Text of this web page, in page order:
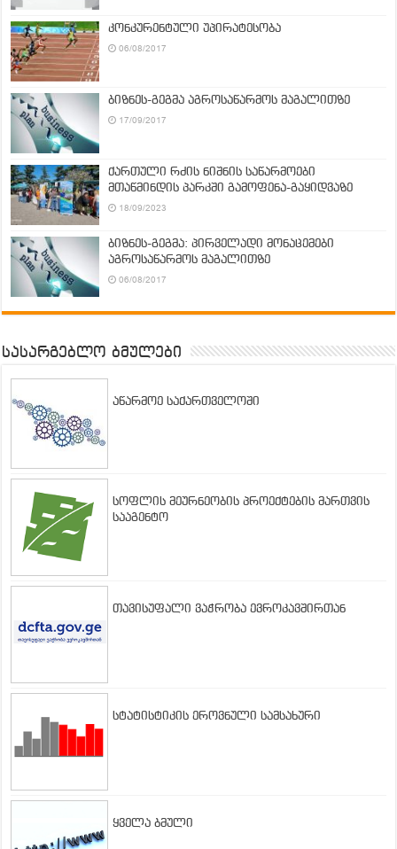
კონკურენტული უპირატესობა
06/08/2017
ბიზნეს-გეგმა აგროსაწარმოს მაგალითზე
17/09/2017
ქართული რძის ნიშნის საწარმოები
მთაწმინდის პარკში გამოფენა-გაყიდვაზე
18/09/2023
ბიზნეს-გეგმა: პირველადი მონაცემები
აგროსაწარმოს მაგალითზე
06/08/2017
სასარგებლო ბმულები
აწარმოე საქართველოში
სოფლის მეურნეობის პროექტების მართვის
სააგენტო
თავისუფალი ვაჭრობა ევროკავშირთან
სტატისტიკის ეროვნული სამსახური
ყველა ბმული